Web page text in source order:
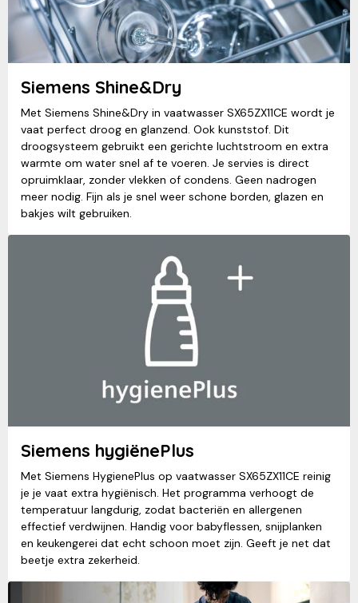
Siemens Shine&Dry
Met Siemens Shine&Dry in vaatwasser SX65ZX11CE wordt je
vaat perfect droog en glanzend. Ook kunststof. Dit
droogsysteem gebruikt een gerichte luchtstroom en extra
warmte om water snel af te voeren. Je servies is direct
opruimklaar, zonder vlekken of condens. Geen nadrogen
meer nodig. Fijn als je snel weer schone borden, glazen en
bakjes wilt gebruiken.
Siemens hygiënePlus
Met Siemens HygienePlus op vaatwasser SX65ZX11CE reinig
je je vaat extra hygiënisch. Het programma verhoogt de
temperatuur langdurig, zodat bacteriën en allergenen
effectief verdwijnen. Handig voor babyflessen, snijplanken
en keukengerei dat echt schoon moet zijn. Geeft je net dat
beetje extra zekerheid.